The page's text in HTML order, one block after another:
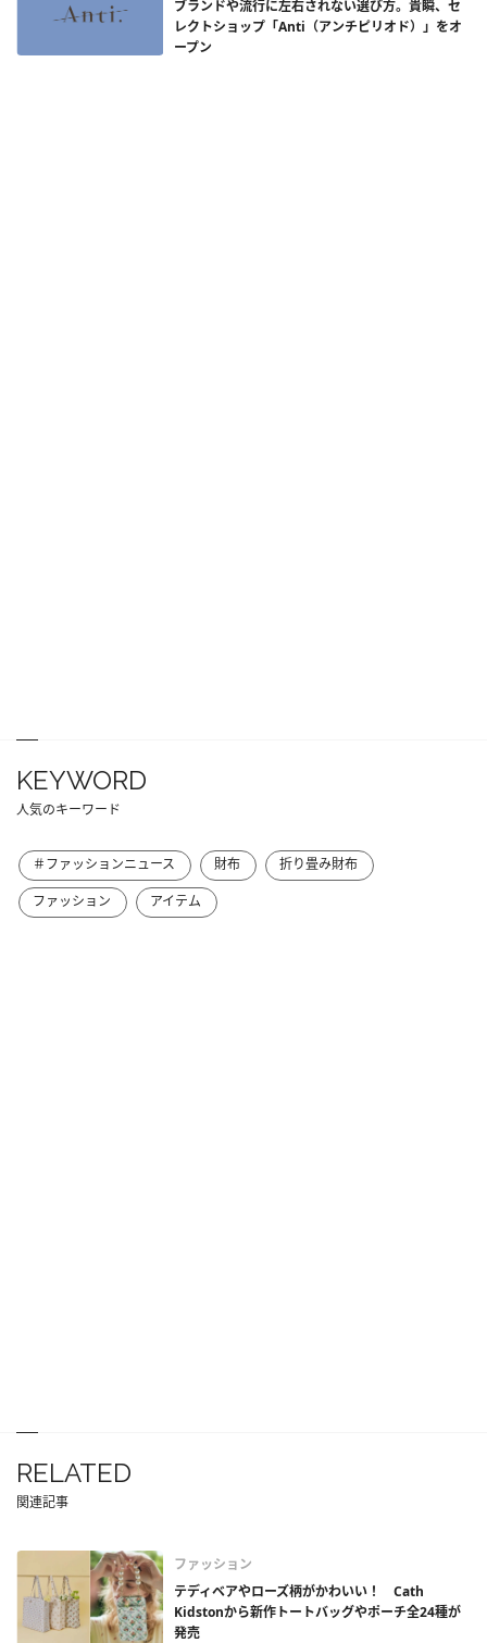
ブランドや流行に左右されない選び方。貴瞬、セ
レクトショップ「Anti（アンチピリオド）」をオ
ープン
KEYWORD
人気のキーワード
＃ファッションニュース 財布
折り畳み財布
ファッション
アイテム
RELATED
関連記事
ファッション
テディベアやローズ柄がかわいい！ Cath
Kidstonから新作トートバッグやポーチ全24種が
発売